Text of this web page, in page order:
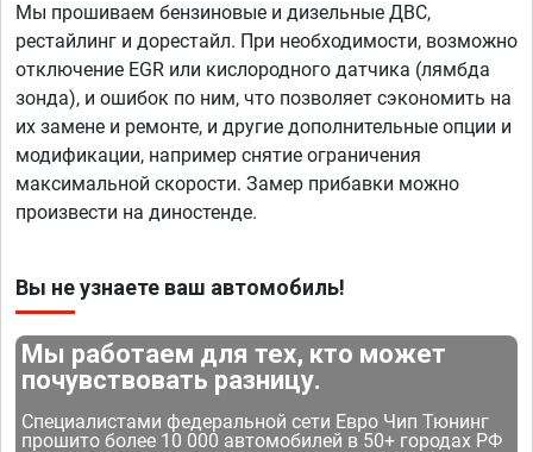
Мы прошиваем бензиновые и дизельные ДВС,
рестайлинг и дорестайл. При необходимости, возможно
отключение EGR или кислородного датчика (лямбда
зонда), и ошибок по ним, что позволяет сэкономить на
их замене и ремонте, и другие дополнительные опции и
модификации, например снятие ограничения
максимальной скорости. Замер прибавки можно
произвести на диностенде.
Вы не узнаете ваш автомобиль!
Мы работаем для тех, кто может
почувствовать разницу.
Специалистами федеральной сети Евро Чип Тюнинг
прошито более 10 000 автомобилей в 50+ городах РФ